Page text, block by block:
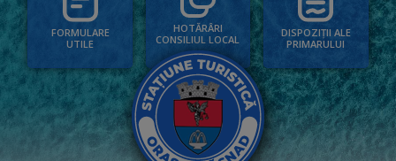
FORMULARE
UTILE
HOTĂRÂRI
CONSILIUL LOCAL
DISPOZIȚII ALE
PRIMARULUI